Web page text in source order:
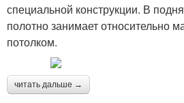
специальной конструкции. В
полотно занимает относительно
потолком.
читать дальше →